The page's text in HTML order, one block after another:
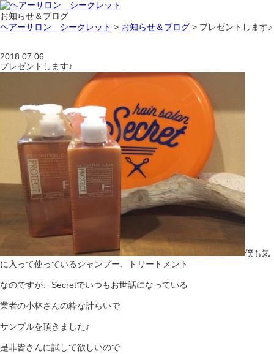
お知らせ＆ブログ
ヘアーサロン シークレット > お知らせ＆ブログ > プレゼントします♪
2018.07.06
プレゼントします♪
僕も気
に入って使っているシャンプー、トリートメント
なのですが、Secretでいつもお世話になっている
業者の小林さんの粋な計らいで
サンプルを頂きました♪
是非皆さんに試して欲しいので